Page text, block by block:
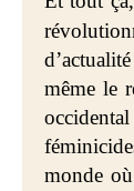
même le
monde